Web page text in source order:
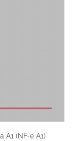
(NF-e A1)